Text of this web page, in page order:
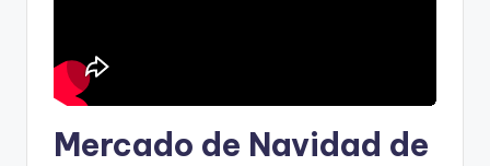
Mercado de Navidad de